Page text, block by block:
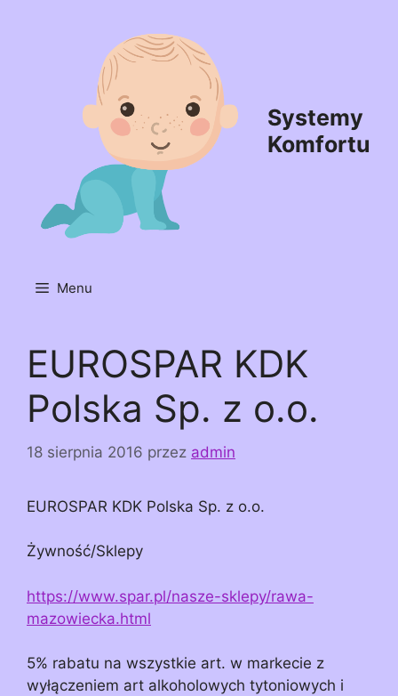
Systemy
Komfortu
Menu
EUROSPAR KDK
Polska Sp. z o.o.
18 sierpnia 2016 przez admin
EUROSPAR KDK Polska Sp. z o.o.
Żywność/Sklepy
https://www.spar.pl/nasze-sklepy/rawa-
mazowiecka.html
5% rabatu na wszystkie art. w markecie z
wyłączeniem art alkoholowych tytoniowych i